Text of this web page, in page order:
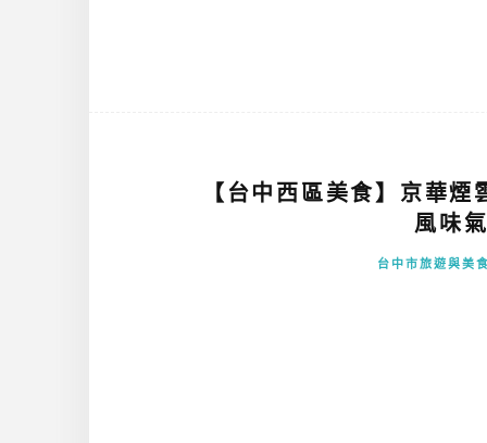
【台中西區美食】京華
風味
台中市旅遊與美